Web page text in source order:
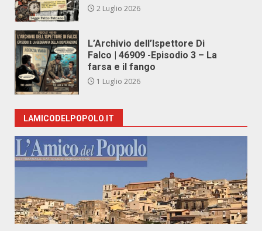
2 Luglio 2026
L’Archivio dell’Ispettore Di
Falco | 46909 -Episodio 3 – La
farsa e il fango
1 Luglio 2026
LAMICODELPOPOLO.IT